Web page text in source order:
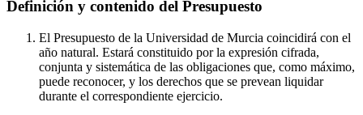
Definición y contenido del Presupuesto
El Presupuesto de la Universidad de Murcia coincidirá con el
año natural. Estará constituido por la expresión cifrada,
conjunta y sistemática de las obligaciones que, como máximo,
puede reconocer, y los derechos que se prevean liquidar
durante el correspondiente ejercicio.